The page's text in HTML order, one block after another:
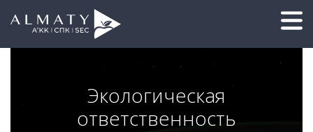
Экологическая
ответственность